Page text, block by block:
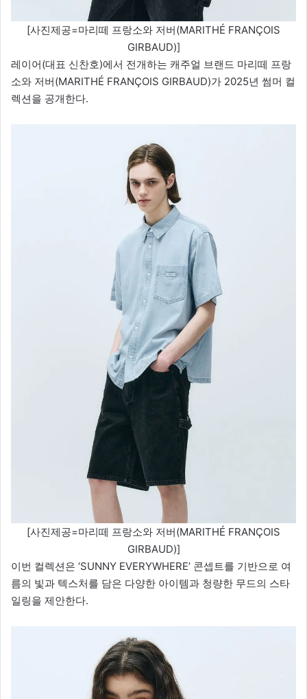
[사진제공=마리떼 프랑소와 저버(MARITHÉ FRANÇOIS
GIRBAUD)]
레이어(대표 신찬호)에서 전개하는 캐주얼 브랜드 마리떼 프랑
소와 저버(MARITHÉ FRANÇOIS GIRBAUD)가 2025년 썸머 컬
렉션을 공개한다.
[사진제공=마리떼 프랑소와 저버(MARITHÉ FRANÇOIS
GIRBAUD)]
이번 컬렉션은 ‘SUNNY EVERYWHERE’ 콘셉트를 기반으로 여
름의 빛과 텍스처를 담은 다양한 아이템과 청량한 무드의 스타
일링을 제안한다.